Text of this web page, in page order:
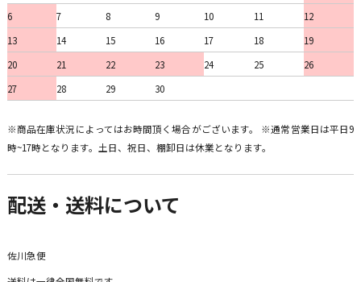
6
7 8 9 10 11
12
13
14 15 16 17 18
19
20
21 22 23 24 25
26
27
28 29 30
※商品在庫状況によってはお時間頂く場合がございます。 ※通常営業日は平日9
時~17時となります。土日、祝日、棚卸日は休業となります。
配送・送料について
佐川急便